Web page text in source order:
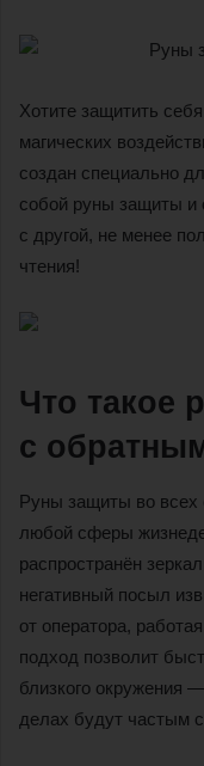
Хотите защитить
магических
создан специально
собой руны защиты и
с другой, не менее
чтения!
Что такое
с
Руны защиты во всех
любой сферы
распространён
негативный посыл
от оператора,
подход позволит
близкого окружения
делах будут частым